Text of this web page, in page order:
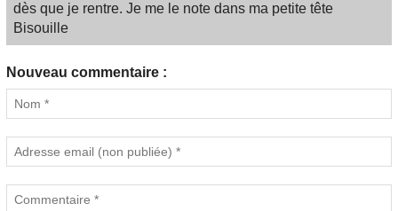
dès que je rentre. Je me le note dans ma petite tête
Bisouille
Nouveau commentaire :